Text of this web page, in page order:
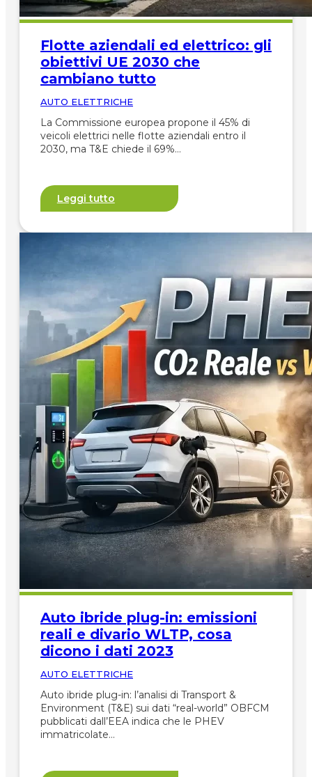
Flotte aziendali ed elettrico: gli
obiettivi UE 2030 che
cambiano tutto
AUTO ELETTRICHE
La Commissione europea propone il 45% di
veicoli elettrici nelle flotte aziendali entro il
2030, ma T&E chiede il 69%…
Leggi tutto
Auto ibride plug-in: emissioni
reali e divario WLTP, cosa
dicono i dati 2023
AUTO ELETTRICHE
Auto ibride plug-in: l’analisi di Transport &
Environment (T&E) sui dati “real-world” OBFCM
pubblicati dall’EEA indica che le PHEV
immatricolate…